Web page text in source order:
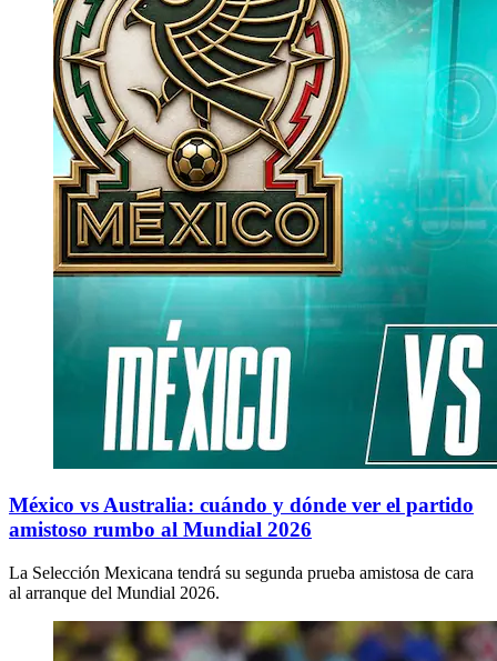
México vs Australia: cuándo y dónde ver el partido
amistoso rumbo al Mundial 2026
La Selección Mexicana tendrá su segunda prueba amistosa de cara
al arranque del Mundial 2026.